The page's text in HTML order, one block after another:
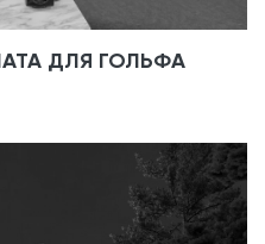
ДЛЯ ГОЛЬФА